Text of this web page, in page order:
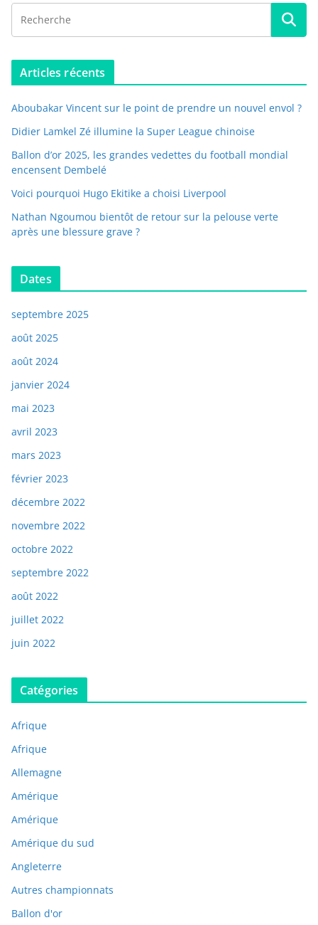
Articles récents
Aboubakar Vincent sur le point de prendre un nouvel envol ?
Didier Lamkel Zé illumine la Super League chinoise
Ballon d’or 2025, les grandes vedettes du football mondial
encensent Dembelé
Voici pourquoi Hugo Ekitike a choisi Liverpool
Nathan Ngoumou bientôt de retour sur la pelouse verte
après une blessure grave ?
Dates
septembre 2025
août 2025
août 2024
janvier 2024
mai 2023
avril 2023
mars 2023
février 2023
décembre 2022
novembre 2022
octobre 2022
septembre 2022
août 2022
juillet 2022
juin 2022
Catégories
Afrique
Afrique
Allemagne
Amérique
Amérique
Amérique du sud
Angleterre
Autres championnats
Ballon d'or